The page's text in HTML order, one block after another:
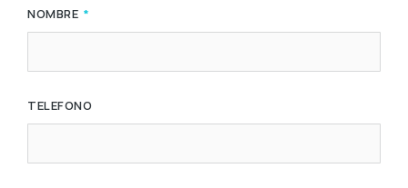
NOMBRE
TELEFONO